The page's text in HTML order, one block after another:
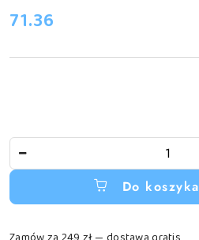
cena:
71.36
Do koszyka